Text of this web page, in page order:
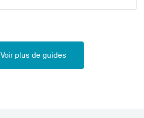
Voir plus de guides